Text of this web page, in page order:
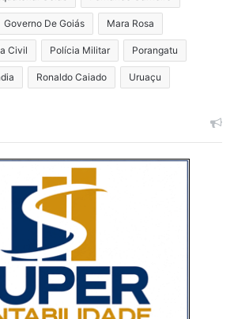
Governo De Goiás Mara Rosa
Civil Polícia Militar Porangatu
Ronaldo Caiado Uruaçu